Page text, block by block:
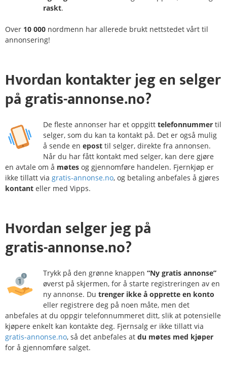
raskt.
Over 10 000 nordmenn har allerede brukt nettstedet vårt til
annonsering!
Hvordan kontakterjeg en selger
pågratis-annonse.no?
De fleste annonser har et oppgitt telefonnummer til
selger, som du kan ta kontakt på. Det er også mulig
å sende en epost til selger, direkte fra annonsen.
Når du har fått kontakt med selger, kan dere gjøre
en avtale om å møtes og gjennomføre handelen. Fjernkjøp er
ikke tillatt via gratis-annonse.no, og betaling anbefales å gjøres
kontant eller med Vipps.
Hvordan selgerjeg på
gratis-annonse.no?
Trykk på den grønne knappen “Ny gratis annonse”
øverst på skjermen, for å starte registreringen av en
ny annonse. Du trenger ikke å opprette en konto
eller registrere deg på noen måte, men det
anbefales at du oppgir telefonnummeret ditt, slik at potensielle
kjøpere enkelt kan kontakte deg. Fjernsalg er ikke tillatt via
gratis-annonse.no, så det anbefales at du møtes med kjøper
for å gjennomføre salget.